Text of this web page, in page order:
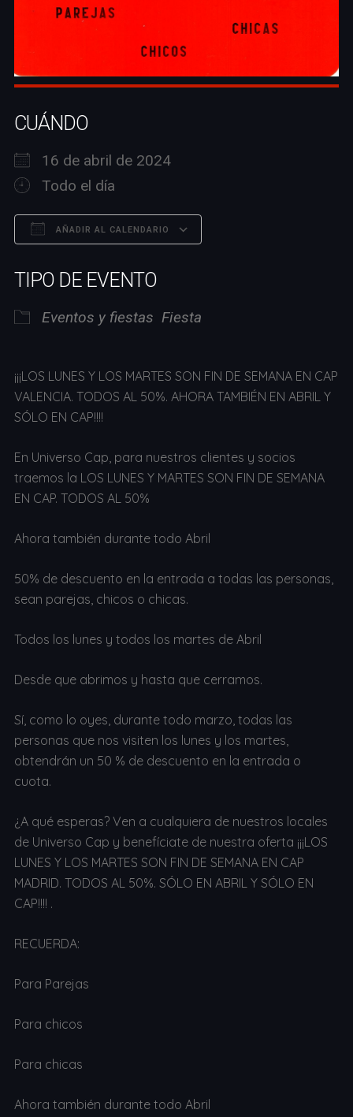
CUÁNDO
16 de abril de 2024
Todo el día
AÑADIR AL CALENDARIO
TIPO DE EVENTO
Eventos y fiestas Fiesta
¡¡¡LOS LUNES Y LOS MARTES SON FIN DE SEMANA EN CAP
VALENCIA. TODOS AL 50%. AHORA TAMBIÉN EN ABRIL Y
SÓLO EN CAP!!!!
En Universo Cap, para nuestros clientes y socios
traemos la LOS LUNES Y MARTES SON FIN DE SEMANA
EN CAP. TODOS AL 50%
Ahora también durante todo Abril
50% de descuento en la entrada a todas las personas,
sean parejas, chicos o chicas.
Todos los lunes y todos los martes de Abril
Desde que abrimos y hasta que cerramos.
Sí, como lo oyes, durante todo marzo, todas las
personas que nos visiten los lunes y los martes,
obtendrán un 50 % de descuento en la entrada o
cuota.
¿A qué esperas? Ven a cualquiera de nuestros locales
de Universo Cap y benefíciate de nuestra oferta ¡¡¡LOS
LUNES Y LOS MARTES SON FIN DE SEMANA EN CAP
MADRID. TODOS AL 50%. SÓLO EN ABRIL Y SÓLO EN
CAP!!!! .
RECUERDA:
Para Parejas
Para chicos
Para chicas
Ahora también durante todo Abril